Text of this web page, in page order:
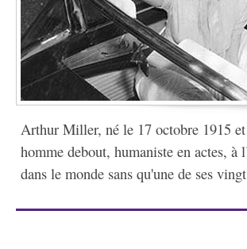
Arthur Miller, né le 17 octobre 1915
homme debout, humaniste en actes,
dans le monde sans qu'une de ses